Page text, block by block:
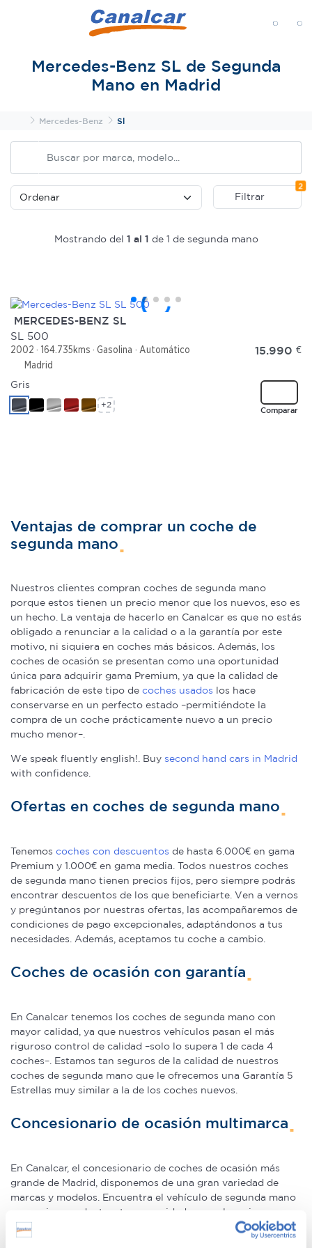
Mercedes-Benz SL de Segunda
Mano en Madrid
InicioMercedes-Benz Sl
Filtrar
2
Mostrando del 1 al 1 de 1 de segunda mano
MERCEDES-BENZ SL
SL 500
2002 164.735kms Gasolina
Automático
Madrid
15.990 €
Comparar
Gris
+2
Ventajas de comprar un coche de
segunda mano
Nuestros clientes compran coches de segunda mano
porque estos tienen un precio menor que los nuevos, eso es
un hecho. La ventaja de hacerlo en Canalcar es que no estás
obligado a renunciar a la calidad o a la garantía por este
motivo, ni siquiera en coches más básicos. Además, los
coches de ocasión se presentan como una oportunidad
única para adquirir gama Premium, ya que la calidad de
fabricación de este tipo de coches usados los hace
conservarse en un perfecto estado –permitiéndote la
compra de un coche prácticamente nuevo a un precio
mucho menor–.
We speak fluently english!. Buy second hand cars in Madrid
with confidence.
Ofertas en coches de segunda mano
Tenemos coches con descuentos de hasta 6.000€ en gama
Premium y 1.000€ en gama media. Todos nuestros coches
de segunda mano tienen precios fijos, pero siempre podrás
encontrar descuentos de los que beneficiarte. Ven a vernos
y pregúntanos por nuestras ofertas, las acompañaremos de
condiciones de pago excepcionales, adaptándonos a tus
necesidades. Además, aceptamos tu coche a cambio.
Coches de ocasión con garantía
En Canalcar tenemos los coches de segunda mano con
mayor calidad, ya que nuestros vehículos pasan el más
riguroso control de calidad –solo lo supera 1 de cada 4
coches–. Estamos tan seguros de la calidad de nuestros
coches de segunda mano que le ofrecemos una Garantía 5
Estrellas muy similar a la de los coches nuevos.
Concesionario de ocasión multimarca
En Canalcar, el concesionario de coches de ocasión más
grande de Madrid, disponemos de una gran variedad de
marcas y modelos. Encuentra el vehículo de segunda mano
que mejor se adapte a tus necesidades, con la mejor
relación calidad-precio. O si lo prefieres, ven a vernos y te
aconsejamos.